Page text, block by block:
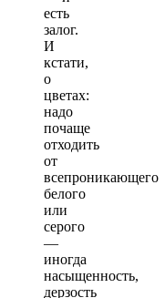
есть
залог.
И
кстати,
о
цветах:
надо
почаще
отходить
от
всепроникающего
белого
или
серого
—
иногда
насыщенность,
дерзость